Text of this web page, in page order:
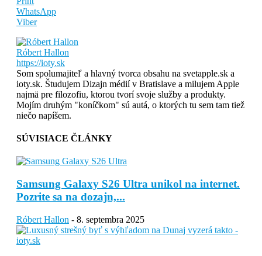
WhatsApp
Viber
Róbert Hallon
https://ioty.sk
Som spolumajiteľ a hlavný tvorca obsahu na svetapple.sk a
ioty.sk. Študujem Dizajn médií v Bratislave a milujem Apple
najmä pre filozofiu, ktorou tvorí svoje služby a produkty.
Mojím druhým "koníčkom" sú autá, o ktorých tu sem tam tiež
niečo napíšem.
SÚVISIACE ČLÁNKY
Samsung Galaxy S26 Ultra unikol na internet.
Pozrite sa na dozajn,...
Róbert Hallon - 8. septembra 2025